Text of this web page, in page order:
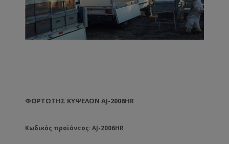
ΦΟΡΤΩΤΉΣ ΚΥΨΕΛΏΝ AJ-2006HR
Κωδικός προϊόντος: AJ-2006HR